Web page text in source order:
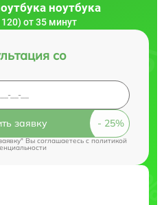
ноутбука
от 35 минут
со
заявку
Вы соглашаетесь cполитикой